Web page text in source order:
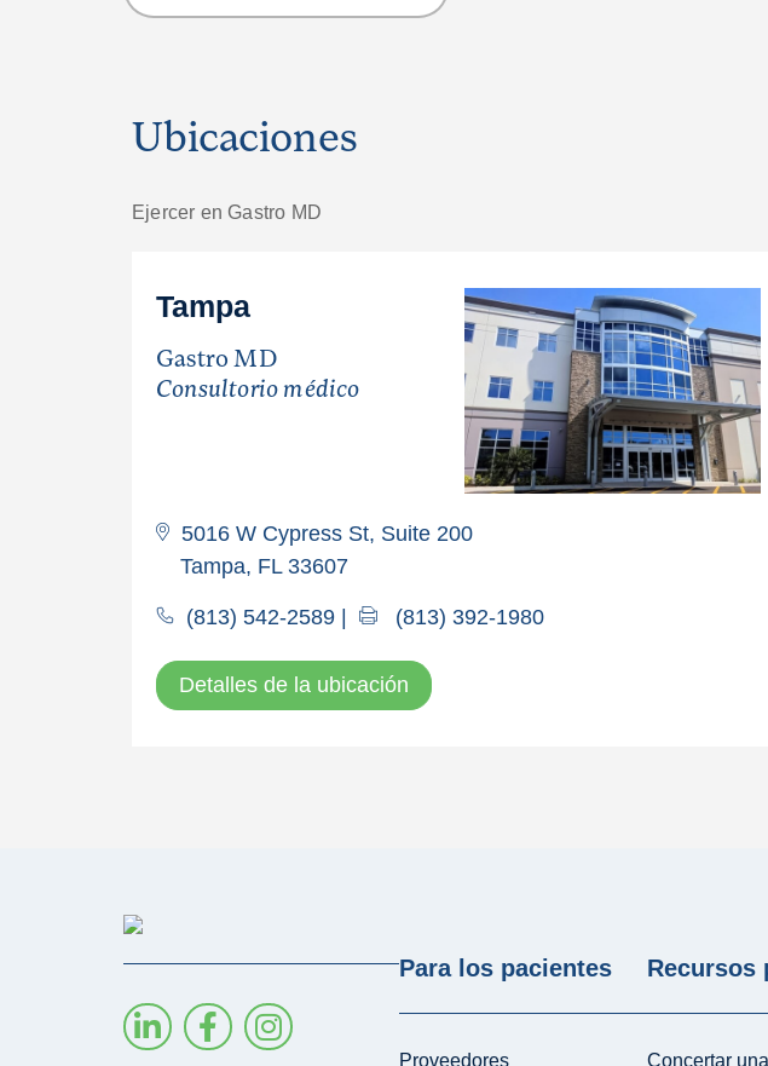
Ubicaciones
Ejercer en Gastro MD
Tampa
Gastro MD
Consultorio médico
5016 W Cypress St, Suite 200
Tampa, FL 33607
(813) 542-2589 (813) 392-1980
Detalles de la ubicación
Para los pacientes
Proveedores
Recursos
Concertar